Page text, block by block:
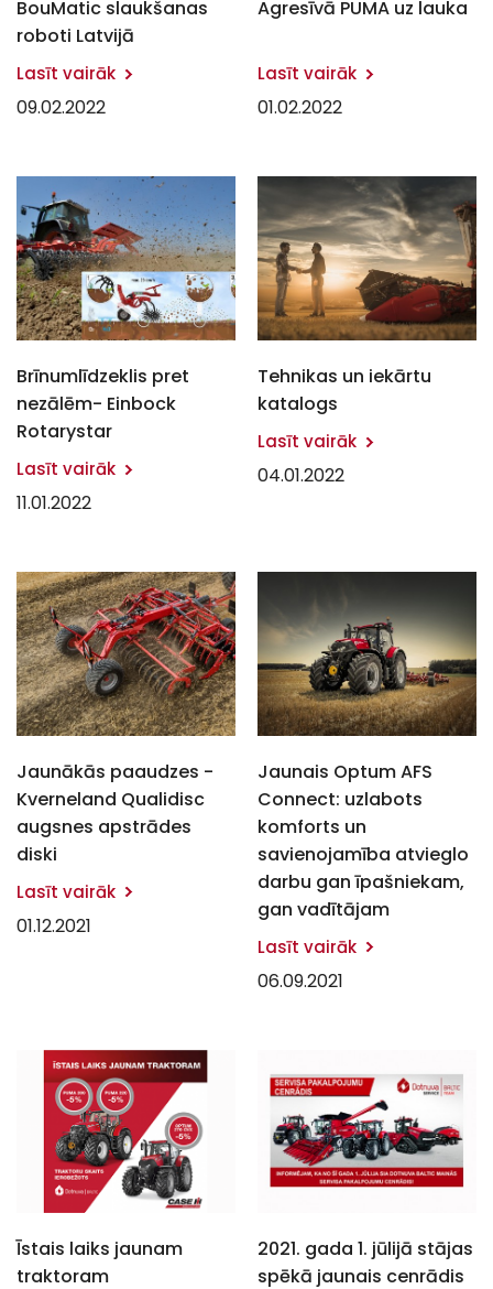
BouMatic slaukšanas
roboti Latvijā
Lasīt vairāk
09.02.2022
Agresīvā PUMA uz lauka
Lasīt vairāk
01.02.2022
Brīnumlīdzeklis pret
nezālēm- Einbock
Rotarystar
Lasīt vairāk
11.01.2022
Tehnikas un iekārtu
katalogs
Lasīt vairāk
04.01.2022
Jaunākās paaudzes -
Kverneland Qualidisc
augsnes apstrādes
diski
Lasīt vairāk
01.12.2021
Jaunais Optum AFS
Connect: uzlabots
komforts un
savienojamība atvieglo
darbu gan īpašniekam,
gan vadītājam
Lasīt vairāk
06.09.2021
Īstais laiks jaunam
traktoram
2021. gada 1. jūlijā stājas
spēkā jaunais cenrādis